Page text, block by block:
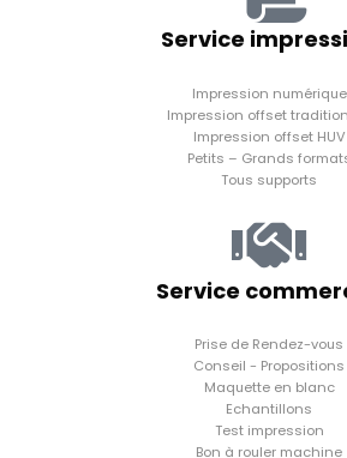
Service
Impression numérique
Impression offset
Impression offset HUV
Petits – Grands
Tous supports
Service
Prise de Rendez-vous
Conseil - Propositions
Maquette en blanc
Echantillons
Test impression
Bon à rouler machine